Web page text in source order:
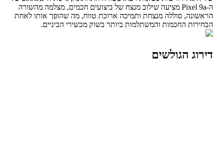
ה-Pixel 9a מציעה שילוב מנצח של ביצועים חכמים, מצלמה מהשורה
הראשונה, סוללה מנצחת ותמיכה ארוכת טווח, מה שהופך אותו לאחת
הבחירות החכמות והמשתלמות ביותר בשוק מכשירי הביניים.
דירוג הגולשים